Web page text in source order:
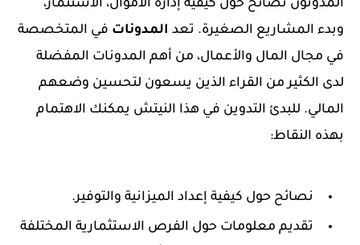
المدونون نصائح حول كيفية إدارة الأموال، الاستثمار،
وبدء المشاريع الصغيرة. تعد المدونات في المتخصصة
في مجال المال والأعمال، من أهم المدونات المفضلة
لدى الكثير من القراء الذين يسعون لتحسين وضعهم
المالي. للبدئ التدوين في هذا النيتش يمكنك الاهتمام
بهذه النقاط:
نصائح حول كيفية إعداد الميزانية والتوفير.
تقديم معلومات حول الفرص الاستثمارية المختلفة